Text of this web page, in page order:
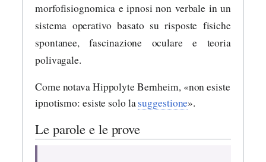
morfofisiognomica e ipnosi non verbale in un
sistema operativo basato su risposte fisiche
spontanee, fascinazione oculare e teoria
polivagale.
Come notava Hippolyte Bernheim, «non esiste
ipnotismo: esiste solo lasuggestione».
Le parole e le prove